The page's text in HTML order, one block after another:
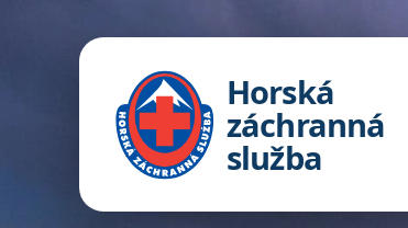
Horská
záchranná
služba